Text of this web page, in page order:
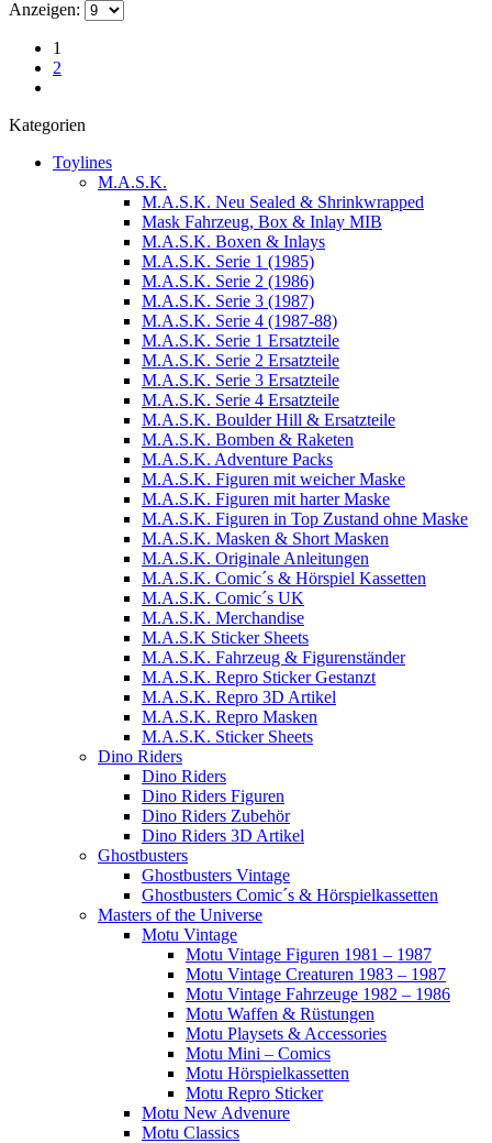
Anzeigen:
1
2
Kategorien
Toylines
M.A.S.K.
M.A.S.K. Neu Sealed & Shrinkwrapped
Mask Fahrzeug, Box & Inlay MIB
M.A.S.K. Boxen & Inlays
M.A.S.K. Serie 1 (1985)
M.A.S.K. Serie 2 (1986)
M.A.S.K. Serie 3 (1987)
M.A.S.K. Serie 4 (1987-88)
M.A.S.K. Serie 1 Ersatzteile
M.A.S.K. Serie 2 Ersatzteile
M.A.S.K. Serie 3 Ersatzteile
M.A.S.K. Serie 4 Ersatzteile
M.A.S.K. Boulder Hill & Ersatzteile
M.A.S.K. Bomben & Raketen
M.A.S.K. Adventure Packs
M.A.S.K. Figuren mit weicher Maske
M.A.S.K. Figuren mit harter Maske
M.A.S.K. Figuren in Top Zustand ohne Maske
M.A.S.K. Masken & Short Masken
M.A.S.K. Originale Anleitungen
M.A.S.K. Comic´s & Hörspiel Kassetten
M.A.S.K. Comic´s UK
M.A.S.K. Merchandise
M.A.S.K Sticker Sheets
M.A.S.K. Fahrzeug & Figurenständer
M.A.S.K. Repro Sticker Gestanzt
M.A.S.K. Repro 3D Artikel
M.A.S.K. Repro Masken
M.A.S.K. Sticker Sheets
Dino Riders
Dino Riders
Dino Riders Figuren
Dino Riders Zubehör
Dino Riders 3D Artikel
Ghostbusters
Ghostbusters Vintage
Ghostbusters Comic´s & Hörspielkassetten
Masters of the Universe
Motu Vintage
Motu Vintage Figuren 1981 – 1987
Motu Vintage Creaturen 1983 – 1987
Motu Vintage Fahrzeuge 1982 – 1986
Motu Waffen & Rüstungen
Motu Playsets & Accessories
Motu Mini – Comics
Motu Hörspielkassetten
Motu Repro Sticker
Motu New Advenure
Motu Classics